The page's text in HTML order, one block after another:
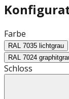
Farbe
RAL 7035 lichtgrau
RAL 7024
Schloss